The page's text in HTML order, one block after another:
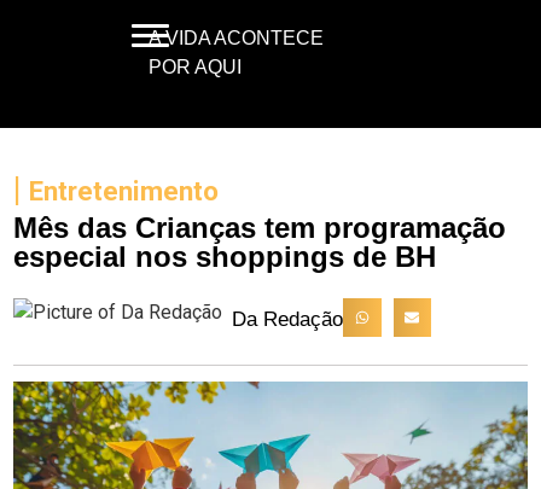
A VIDA ACONTECE
POR AQUI
| Entretenimento
Mês das Crianças tem programação
especial nos shoppings de BH
Da Redação